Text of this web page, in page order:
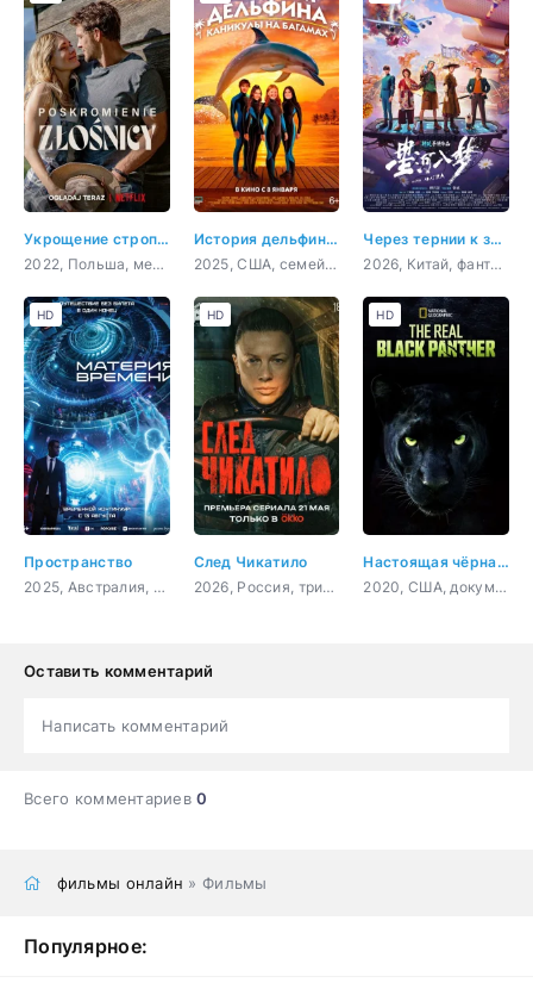
Укрощение строптивой
2022, Польша, мелодрама, комедия
История дельфина: Каникулы на Багамах
2025, США, семейный
Через тернии к звёздам
2026, Китай, фантастика, боевик, приключения, комедия
Пространство
2025, Австралия, фантастика, триллер, криминал
HD
След Чикатило
2026, Россия, триллер, детектив, драма
HD
Настоящая чёрная пантера
2020, США, документальный, короткометражка
HD
Оставить комментарий
Написать комментарий
Всего комментариев0
фильмы онлайн » Фильмы
Популярное: